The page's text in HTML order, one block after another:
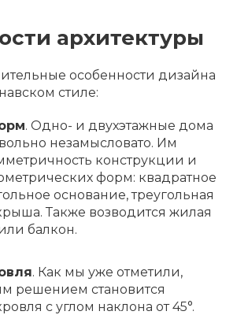
архитектуры
особенности дизайна
стиле:
. Одно- и двухэтажные дома
незамысловато. Им
конструкции и
форм: квадратное
основание, треугольная
Также возводится жилая
балкон.
. Как мы уже отметили,
решением становится
с углом наклона от 45°.